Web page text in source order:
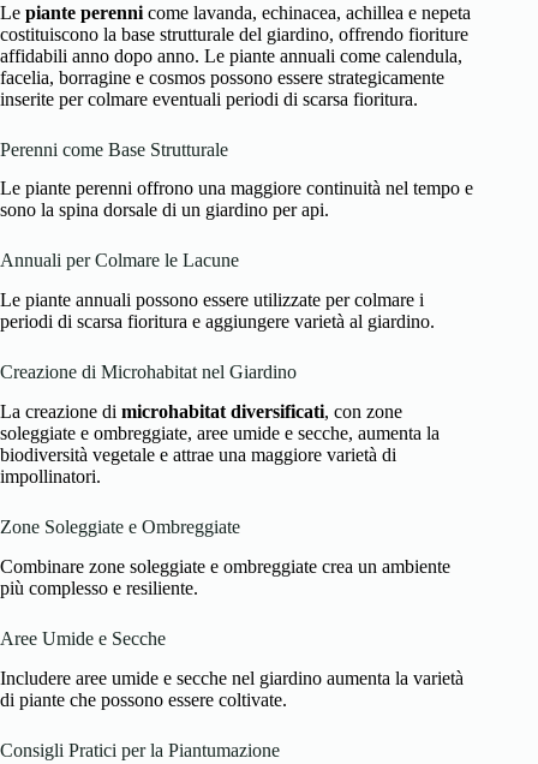
Le piante perenni come lavanda, echinacea, achillea e nepeta
costituiscono la base strutturale del giardino, offrendo fioriture
affidabili anno dopo anno. Le piante annuali come calendula,
facelia, borragine e cosmos possono essere strategicamente
inserite per colmare eventuali periodi di scarsa fioritura.
Perenni come Base Strutturale
Le piante perenni offrono una maggiore continuità nel tempo e
sono la spina dorsale di un giardino per api.
Annuali per Colmare le Lacune
Le piante annuali possono essere utilizzate per colmare i
periodi di scarsa fioritura e aggiungere varietà al giardino.
Creazione di Microhabitat nel Giardino
La creazione di microhabitat diversificati, con zone
soleggiate e ombreggiate, aree umide e secche, aumenta la
biodiversità vegetale e attrae una maggiore varietà di
impollinatori.
Zone Soleggiate e Ombreggiate
Combinare zone soleggiate e ombreggiate crea un ambiente
più complesso e resiliente.
Aree Umide e Secche
Includere aree umide e secche nel giardino aumenta la varietà
di piante che possono essere coltivate.
Consigli Pratici per la Piantumazione